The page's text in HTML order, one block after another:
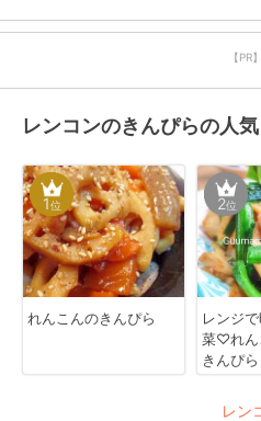
【PR】
レンコンのきんぴらの人
1位
れんこんのきんぴら
2位
レンジ
菜♡れん
きんぴら
レン